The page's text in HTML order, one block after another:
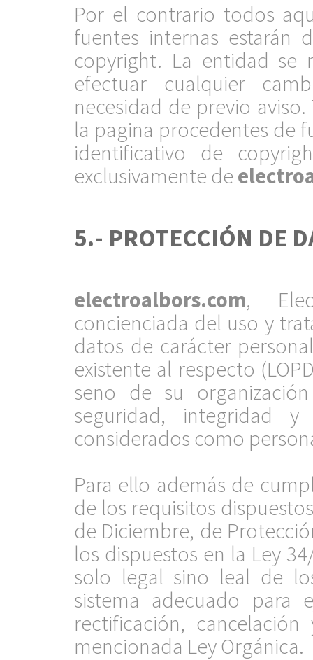
Por el contrario todos
fuentes internas estarán
copyright. La entidad se
efectuar cualquier
necesidad de previo
la pagina procedentes de
identificativo de
exclusivamente de
5.- PROTECCIÓN DE
electroalbors.com,
concienciada del uso y
datos de carácter
existente al respecto
seno de su
seguridad, integridad
considerados como
Para ello además de
de los requisitos
de Diciembre, de
los dispuestos en la Ley
solo legal sino leal de
sistema adecuado para
rectificación,
mencionada Ley Orgánica.